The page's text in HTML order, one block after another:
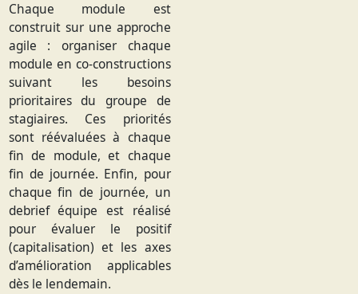
Chaque module est
construit sur une approche
agile : organiser chaque
module en co-constructions
suivant les besoins
prioritaires du groupe de
stagiaires. Ces priorités
sont réévaluées à chaque
fin de module, et chaque
fin de journée. Enfin, pour
chaque fin de journée, un
debrief équipe est réalisé
pour évaluer le positif
(capitalisation) et les axes
d’amélioration applicables
dès le lendemain.